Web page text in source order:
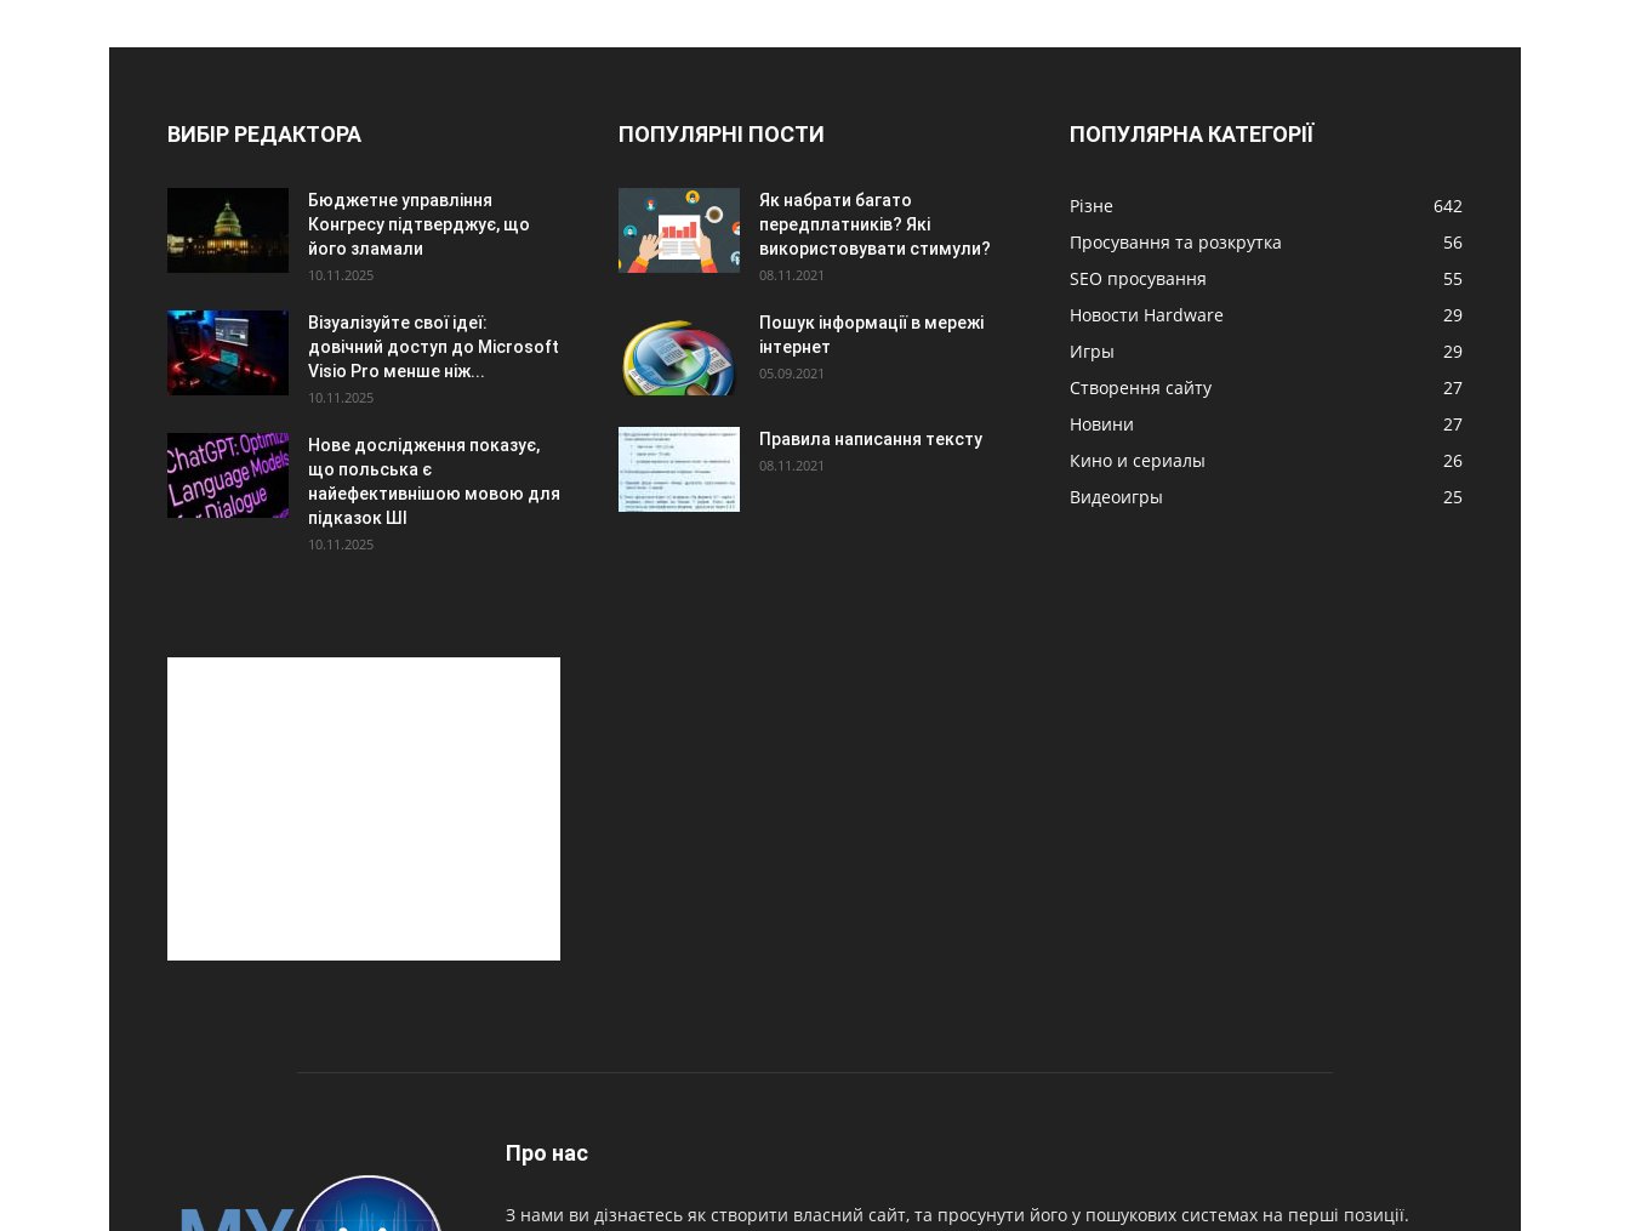
ВИБІР РЕДАКТОРА
Бюджетне управління
Конгресу підтверджує, що
його зламали
10.11.2025
Візуалізуйте свої ідеї:
довічний доступ до Microsoft
Visio Pro менше ніж...
10.11.2025
Нове дослідження показує,
що польська є
найефективнішою мовою для
підказок ШІ
10.11.2025
ПОПУЛЯРНІ ПОСТИ
Як набрати багато
передплатників? Які
використовувати стимули?
08.11.2021
Пошук інформації в мережі
інтернет
05.09.2021
Правила написання тексту
08.11.2021
ПОПУЛЯРНА КАТЕГОРІЇ
Різне
642
Просування та розкрутка
56
SEO просування
55
Новости Hardware
29
Игры
29
Створення сайту
27
Новини
27
Кино и сериалы
26
Видеоигры
25
Про нас
З нами ви дізнаєтесь як створити власний сайт, та просунути його у пошукових системах на перші позиції.